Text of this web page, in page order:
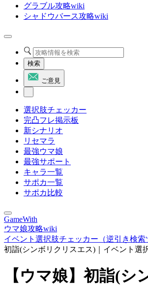
グラブル攻略wiki
シャドウバース攻略wiki
検索
ご意見
選択肢チェッカー
完凸フレ掲示板
新シナリオ
リセマラ
最強ウマ娘
最強サポート
キャラ一覧
サポカ一覧
サポカ比較
GameWith
ウマ娘攻略wiki
イベント選択肢チェッカー（逆引き検索
初詣(シンボリクリスエス)｜イベント選
【ウマ娘】初詣(シ